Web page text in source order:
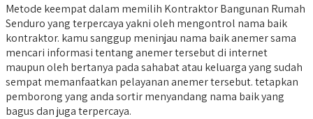
Metode keempat dalam memilih Kontraktor Bangunan Rumah
Senduro yang terpercaya yakni oleh mengontrol nama baik
kontraktor. kamu sanggup meninjau nama baik anemer sama
mencari informasi tentang anemer tersebut di internet
maupun oleh bertanya pada sahabat atau keluarga yang sudah
sempat memanfaatkan pelayanan anemer tersebut. tetapkan
pemborong yang anda sortir menyandang nama baik yang
bagus dan juga terpercaya.